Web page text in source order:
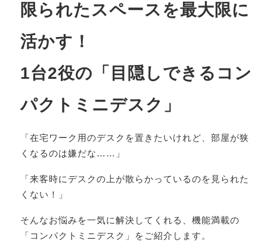
限られたスペースを最大限に
活かす！
1台2役の「目隠しできるコン
パクトミニデスク」
「在宅ワーク用のデスクを置きたいけれど、部屋が狭
くなるのは嫌だな……」
「来客時にデスクの上が散らかっているのを見られた
くない！」
そんなお悩みを一気に解決してくれる、機能満載の
「コンパクトミニデスク」をご紹介します。